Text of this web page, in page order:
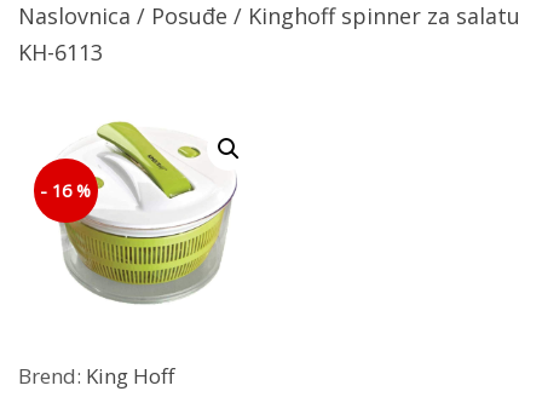
Naslovnica / Posuđe / Kinghoff spinner za salatu
KH-6113
- 16 %
Brend: King Hoff